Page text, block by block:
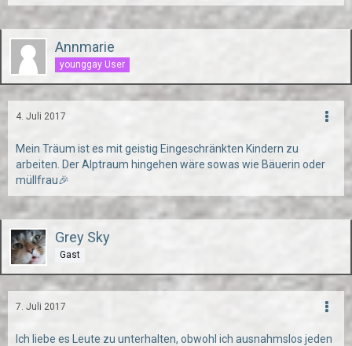
Annmarie
younggay User
4. Juli 2017
Mein Träum ist es mit geistig Eingeschränkten Kindern zu
arbeiten. Der Alptraum hingehen wäre sowas wie Bäuerin oder
müllfrau🎉
Grey Sky
Gast
7. Juli 2017
Ich liebe es Leute zu unterhalten, obwohl ich ausnahmslos jeden